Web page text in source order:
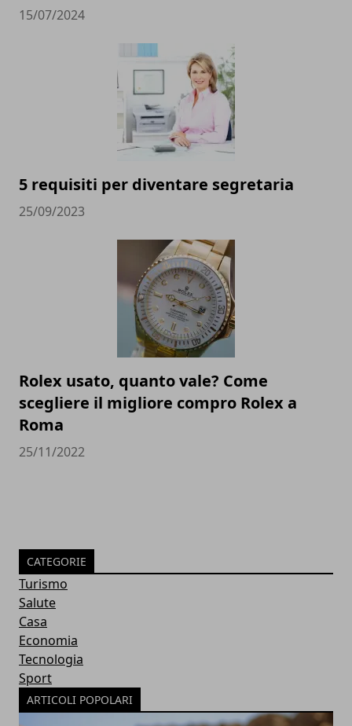
15/07/2024
5 requisiti per diventare segretaria
25/09/2023
Rolex usato, quanto vale? Come
scegliere il migliore compro Rolex a
Roma
25/11/2022
CATEGORIE
Turismo
Salute
Casa
Economia
Tecnologia
Sport
ARTICOLI POPOLARI